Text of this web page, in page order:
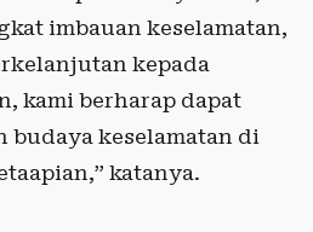
imbauan keselamatan,
kepada
kami berharap dapat
budaya keselamatan di
katanya.